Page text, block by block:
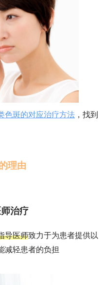
色斑的对应治疗方法 ，找到
理由
治疗
导医师致力于为患者提供以
减轻患者的负担